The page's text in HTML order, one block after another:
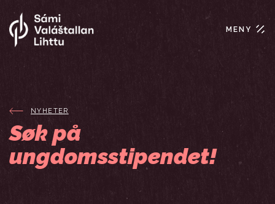
MENY
NYHETER
Søk på
ungdomsstipendet!